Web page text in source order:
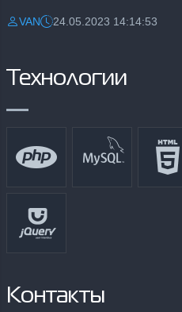
Разместил:
VANДата:24.05.2023 14:14:53
Технологии
Контакты